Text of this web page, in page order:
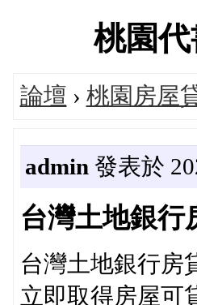
桃園
論壇 › 桃園房屋
admin 發表於
台灣土地銀行
台灣土地銀行房
立即取得房屋可